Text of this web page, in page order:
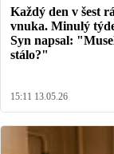
Každý den v šest
vnuka. Minulý
Syn napsal:
stálo?"
15:11 13.05.26